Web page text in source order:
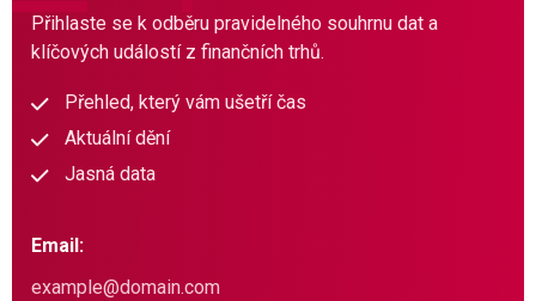
Přihlaste se k odběru pravidelného souhrnu dat a
klíčových událostí z finančních trhů.
Přehled, který vám ušetří čas
Aktuální dění
Jasná data
Email: